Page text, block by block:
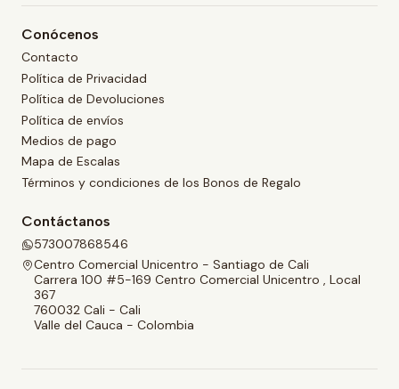
Conócenos
Contacto
Política de Privacidad
Política de Devoluciones
Política de envíos
Medios de pago
Mapa de Escalas
Términos y condiciones de los Bonos de Regalo
Contáctanos
573007868546
Centro Comercial Unicentro - Santiago de Cali
Carrera 100 #5-169 Centro Comercial Unicentro , Local
367
760032 Cali - Cali
Valle del Cauca - Colombia